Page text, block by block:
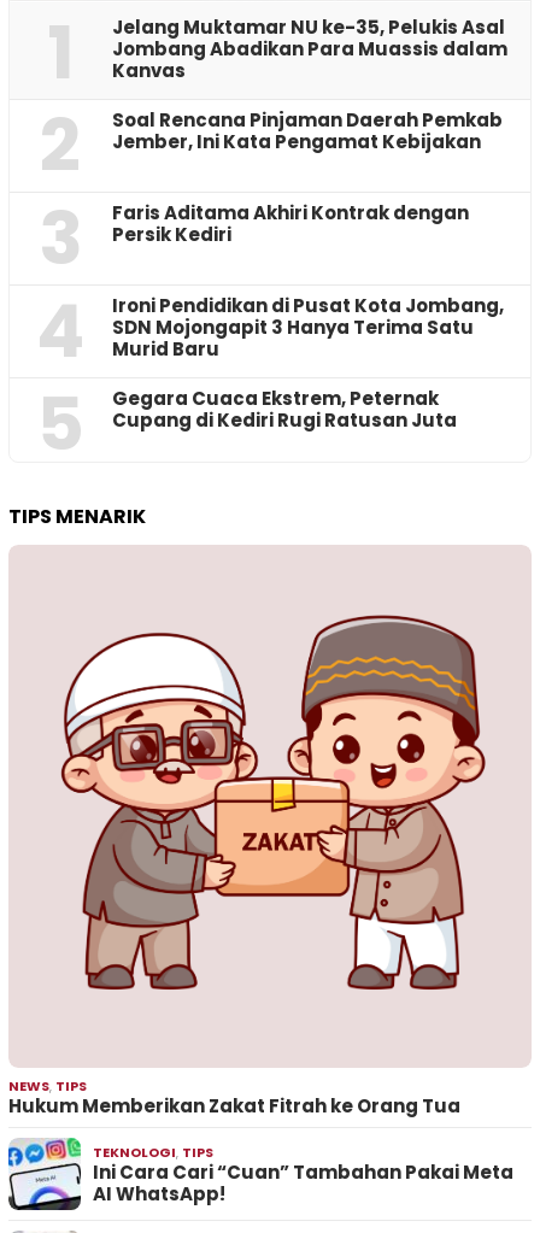
1
Jelang Muktamar NU ke-35, Pelukis Asal
Jombang Abadikan Para Muassis dalam
Kanvas
2
‎Soal Rencana Pinjaman Daerah Pemkab
Jember, Ini Kata Pengamat Kebijakan ‎
3
Faris Aditama Akhiri Kontrak dengan
Persik Kediri
4
Ironi Pendidikan di Pusat Kota Jombang,
SDN Mojongapit 3 Hanya Terima Satu
Murid Baru
5
‎Gegara Cuaca Ekstrem, Peternak
Cupang di Kediri Rugi Ratusan Juta
TIPS MENARIK
NEWS, TIPS
Hukum Memberikan Zakat Fitrah ke Orang Tua
TEKNOLOGI, TIPS
Ini Cara Cari “Cuan” Tambahan Pakai Meta
AI WhatsApp!